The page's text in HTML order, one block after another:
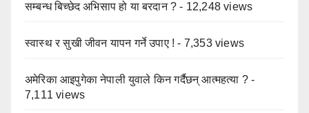
सम्बन्ध बिच्छेद अभिसाप हो या बरदान ? - 12,248 views
स्वास्थ र सुखी जीवन यापन गर्ने उपाए ! - 7,353 views
अमेरिका आइपुगेका नेपाली युवाले किन गर्दैछन् आत्महत्या ? -
7,111 views